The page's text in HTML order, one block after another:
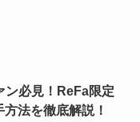
ン必見！ReFa限定
方法を徹底解説！